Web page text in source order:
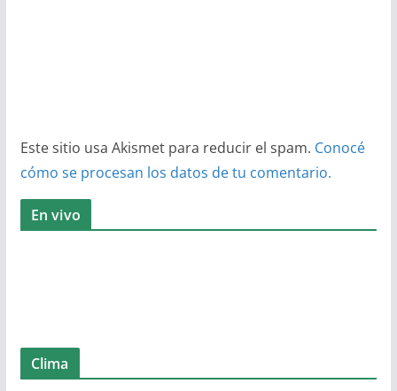
Este sitio usa Akismet para reducir el spam. Conocé
cómo se procesan los datos de tu comentario.
En vivo
Clima